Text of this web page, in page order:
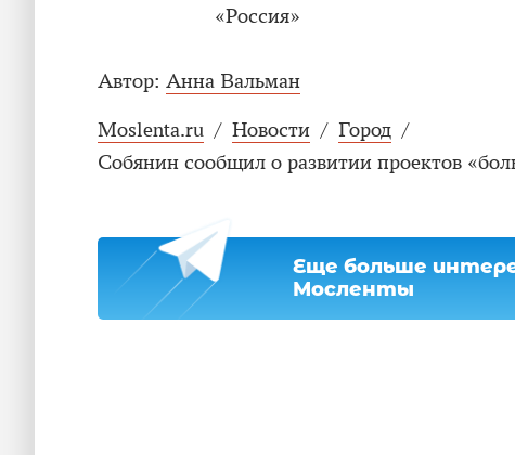
«Россия»
Автор: Анна Вальман
Moslenta.ru / Новости / Город /
Собянин сообщил о развитии проектов
Еще больше
Мосленты